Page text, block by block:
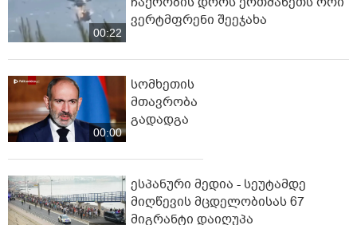
00:22
ვერტმფრენი შეეჯახა
00:00
სომხეთის
მთავრობა
გადადგა
ესპანური მედია - სეუტამდე
მიღწევის მცდელობისას 67
მიგრანტი დაიღუპა